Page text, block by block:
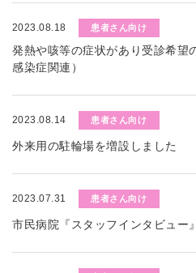
2023.08.18 患者さん向け
発熱や咳等の症状があり受診希望
感染症関連）
2023.08.14 患者さん向け
外来用の駐輪場を増設しました
2023.07.31 患者さん向け
市民病院『スタッフインタビュー